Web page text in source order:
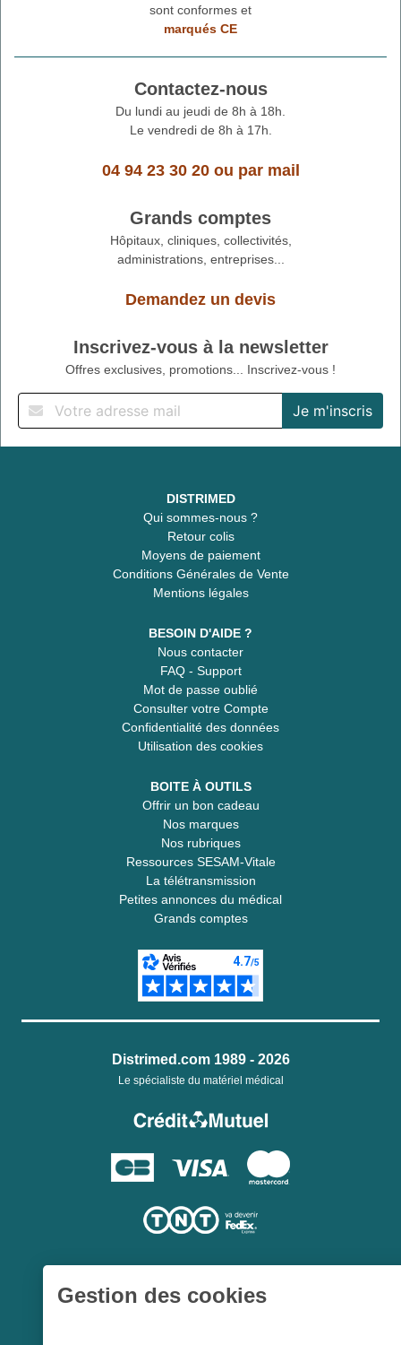
sont conformes et
marqués CE
Contactez-nous
Du lundi au jeudi de 8h à 18h.
Le vendredi de 8h à 17h.
04 94 23 30 20ou par mail
Grands comptes
Hôpitaux, cliniques, collectivités,
administrations, entreprises...
Demandez un devis
Inscrivez-vous à la newsletter
Offres exclusives, promotions... Inscrivez-vous !
DISTRIMED
Qui sommes-nous ?
Retour colis
Moyens de paiement
Conditions Générales de Vente
Mentions légales
BESOIN D'AIDE ?
Nous contacter
FAQ - Support
Mot de passe oublié
Consulter votre Compte
Confidentialité des données
Utilisation des cookies
BOITE À OUTILS
Offrir un bon cadeau
Nos marques
Nos rubriques
Ressources SESAM-Vitale
La télétransmission
Petites annonces du médical
Grands comptes
Distrimed.com 1989 - 2026
Le spécialiste du matériel médical
Gestion des cookies